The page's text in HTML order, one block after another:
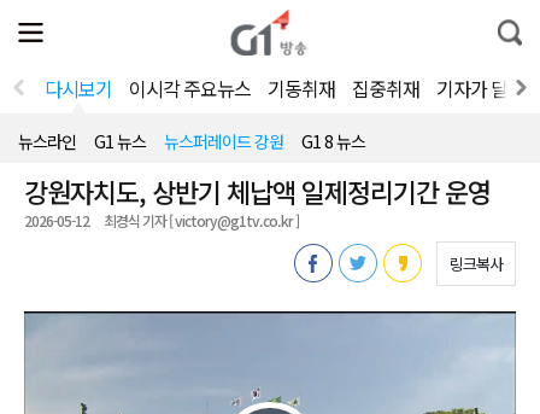
전
체
뉴
열
통
합
색
다시보기 이시각 주요뉴스 기동취재 집중취재 기자가 달려
뉴스라인 G1 뉴스 뉴스퍼레이드 강원 G1 8 뉴스
강원자치도, 상반기 체납액 일제정리기간 운영
2026-05-12 최경식 기자 [ victory@g1tv.co.kr ]
링크복사